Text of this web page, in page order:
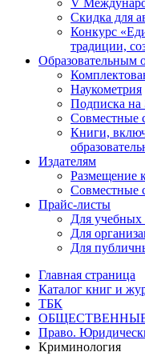
V
Скидка для
Конкурс
традиции,
Образовательным
Наукометрия
Подписка
Совместные
Книги,
Издателям
Размещение
Совместные
Прайс-листы
Для учебных
Для
Для
Главная страница
Каталог книг и
ТБК
Право.
Криминология